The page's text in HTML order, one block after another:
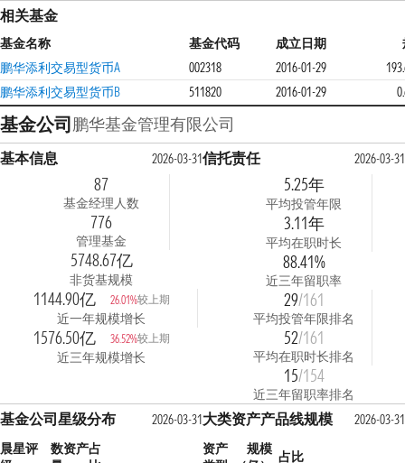
相关基金
基金名称 基金代码 成立日期
鹏华添利交易型货币A
002318 2016-01-29
鹏华添利交易型货币B
511820 2016-01-29
基金公司鹏华基金管理有限公司
基本信息 2026-03-31
87
基金经理人数
776
管理基金
5748.67亿
非货基规模
1144.90亿 26.01%较上期
近一年规模增长
1576.50亿 36.52%较上期
近三年规模增长
信托责任 2026-03-31
5.25年
平均投管年限
3.11年
平均在职时长
88.41%
近三年留职率
29/161
平均投管年限排名
52/161
平均在职时长排名
15/154
近三年留职率排名
基金公司星级分布
2026-03-31
晨星评
数资产占
大类资产产品线规模
2026-03-31
资产
规模 占比